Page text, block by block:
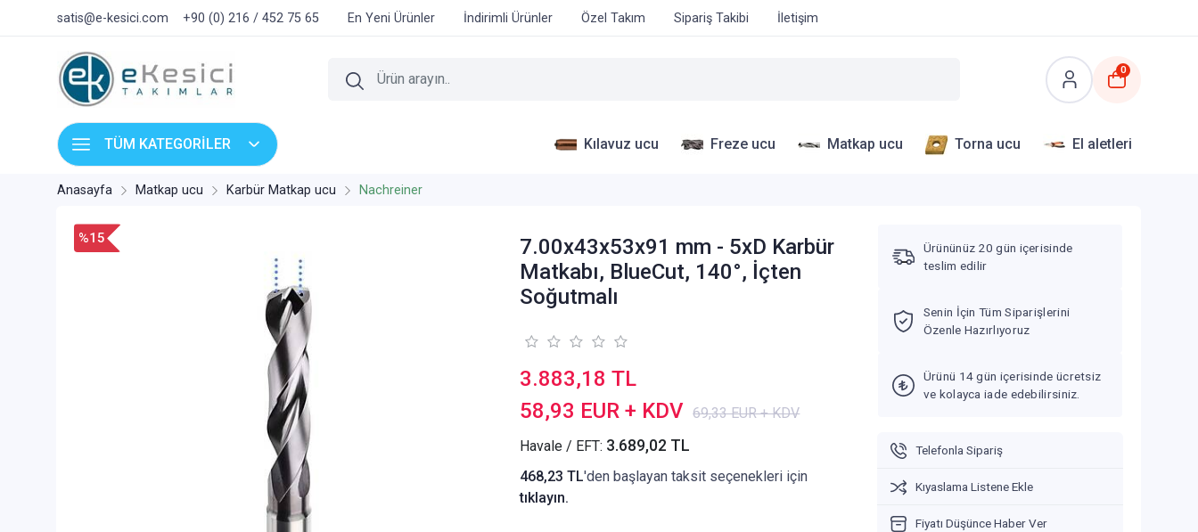
satis@e-kesici.com +90 (0) 216 / 452 75 65 En Yeni Ürünler İndirimli Ürünler Özel Takım Sipariş Takibi İletişim
0
TÜM KATEGORİLER Kılavuz ucu Freze ucu Matkap ucu Torna ucu El aletleri
Anasayfa Matkap ucu Karbür Matkap ucu Nachreiner
%15
7.00x43x53x91 mm - 5xD Karbür
Matkabı, BlueCut, 140°, İçten
Soğutmalı
3.883,18 TL
58,93 EUR + KDV 69,33 EUR + KDV
Havale / EFT: 3.689,02 TL
468,23 TL'den başlayan taksit seçenekleri için
tıklayın.
Ürününüz 20 gün içerisinde
teslim edilir
Senin İçin Tüm Siparişlerini
Özenle Hazırlıyoruz
Ürünü 14 gün içerisinde ücretsiz
ve kolayca iade edebilirsiniz.
Telefonla Sipariş
Kıyaslama Listene Ekle
Fiyatı Düşünce Haber Ver